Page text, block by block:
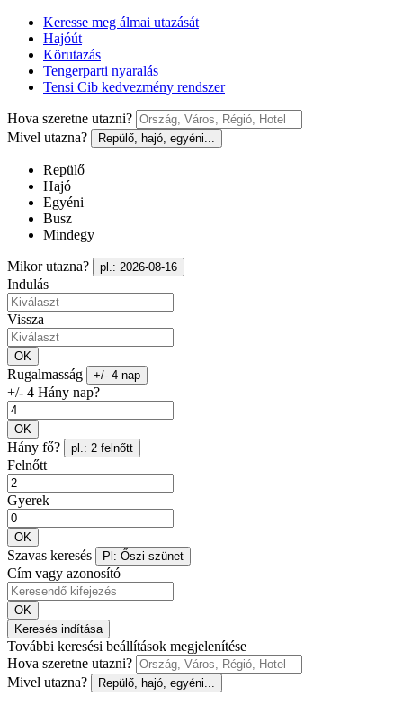
Keresse meg álmai utazását
Hajóút
Körutazás
Tengerparti nyaralás
Tensi Cib kedvezmény rendszer
Hova szeretne utazni?
Mivel utazna?
Repülő, hajó, egyéni...
Repülő
Hajó
Egyéni
Busz
Mindegy
Mikor utazna? pl.: 2026-08-16
Indulás
Vissza
OK
Rugalmasság +/- 4 nap
+/- 4 Hány nap?
OK
Hány fő? pl.: 2 felnőtt
Felnőtt
Gyerek
OK
Szavas keresés Pl: Őszi szünet
Cím vagy azonosító
OK
Keresés indítása
További keresési beállítások megjelenítése
Hova szeretne utazni?
Mivel utazna?
Repülő, hajó, egyéni...